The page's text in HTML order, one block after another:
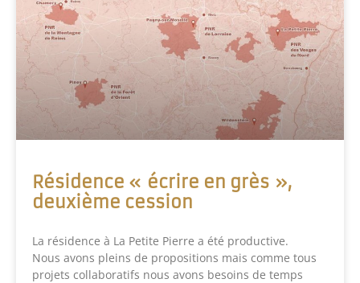
Résidence « écrire en grès »,
deuxième cession
La résidence à La Petite Pierre a été productive.
Nous avons pleins de propositions mais comme tous
projets collaboratifs nous avons besoins de temps